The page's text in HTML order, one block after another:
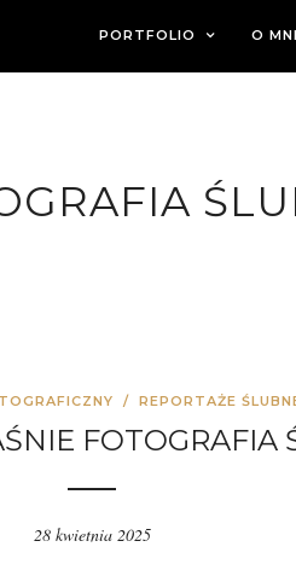
PORTFOLIO O
/REPORTAŻE
FOTOGRAFIA
28 kwietnia 2025